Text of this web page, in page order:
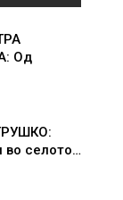
Од
во селото…